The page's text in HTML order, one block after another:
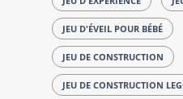
JEU D'ÉVEIL POUR BÉBÉ
JEU DE CONSTRUCTION
JEU DE CONSTRUCTION